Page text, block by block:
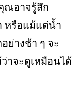
ณอาจรู้สึก
หรือแม้แต่น้ำ
ย่างช้า ๆ จะ
จะดูเหมือนได้